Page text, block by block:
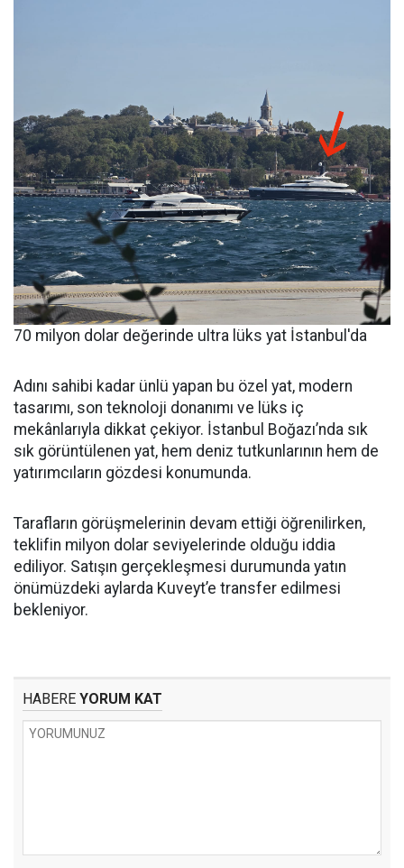
70 milyon dolar değerinde ultra lüks yat İstanbul'da
Adını sahibi kadar ünlü yapan bu özel yat, modern
tasarımı, son teknoloji donanımı ve lüks iç
mekânlarıyla dikkat çekiyor. İstanbul Boğazı’nda sık
sık görüntülenen yat, hem deniz tutkunlarının hem de
yatırımcıların gözdesi konumunda.
Tarafların görüşmelerinin devam ettiği öğrenilirken,
teklifin milyon dolar seviyelerinde olduğu iddia
ediliyor. Satışın gerçekleşmesi durumunda yatın
önümüzdeki aylarda Kuveyt’e transfer edilmesi
bekleniyor.
HABERE YORUM KAT